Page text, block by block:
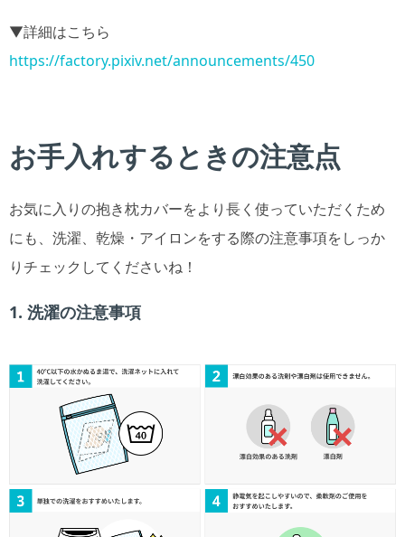
▼詳細はこちら
https://factory.pixiv.net/announcements/450
お手入れするときの注意点
お気に入りの抱き枕カバーをより長く使っていただくため
にも、洗濯、乾燥・アイロンをする際の注意事項をしっか
りチェックしてくださいね！
1. 洗濯の注意事項